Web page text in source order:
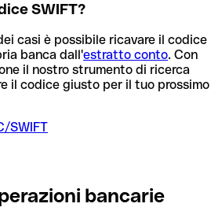
SWIFT?
casi è possibile ricavare il codice
banca dall'estratto conto. Con
il nostro strumento di ricerca
il codice giusto per il tuo prossimo
SWIFT
bancarie